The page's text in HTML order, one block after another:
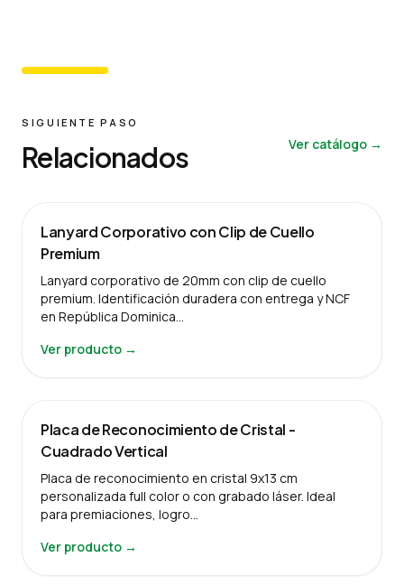
SIGUIENTE PASO
Relacionados Ver catálogo →
Lanyard Corporativo con Clip de Cuello
Premium
Lanyard corporativo de 20mm con clip de cuello
premium. Identificación duradera con entrega y NCF
en República Dominica…
Ver producto →
Placa de Reconocimiento de Cristal -
Cuadrado Vertical
Placa de reconocimiento en cristal 9x13 cm
personalizada full color o con grabado láser. Ideal
para premiaciones, logro…
Ver producto →